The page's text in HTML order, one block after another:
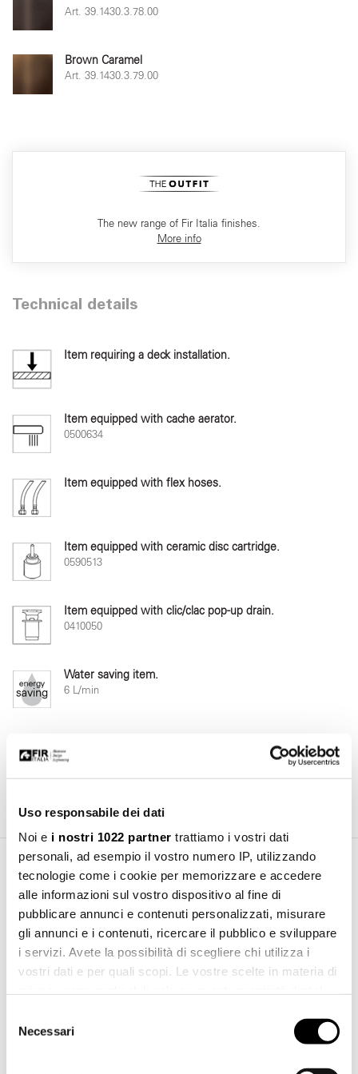
Uso responsabile dei dati
Noi e i nostri 1022 partner trattiamo i vostri dati
personali, ad esempio il vostro numero IP, utilizzando
tecnologie come i cookie per memorizzare e accedere
alle informazioni sul vostro dispositivo al fine di
pubblicare annunci e contenuti personalizzati, misurare
gli annunci e i contenuti, ricercare il pubblico e sviluppare
i servizi. Avete la possibilità di scegliere chi utilizza i
vostri dati e per quali scopi. Le vostre scelte in materia di
modificare o revocare il proprio consenso in qualsiasi
momento dalla Dichiarazione sui cookie o facendo clic
delNecessari
Art. 39.1430.3.78.00
Brown Caramel
Art. 39.1430.3.79.00
The new range of Fir Italia finishes.
More info
Technical details
Item requiring a deck installation.
Item equipped with cache aerator.
0500634
Item equipped with flex hoses.
Item equipped with ceramic disc cartridge.
0590513
Item equipped with clic/clac pop-up drain.
0410050
Water saving item.
6 L/min
NOTE
Item equipped with progressive cartridge.
Download Area
Installation manual
pdf 2.15 MB
Download
Download
File 3d stl
Download